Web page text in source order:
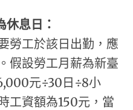
息日：
勞工於該日出勤，應
假設勞工月薪為新臺
元÷30日÷8小
工資額為150元，當